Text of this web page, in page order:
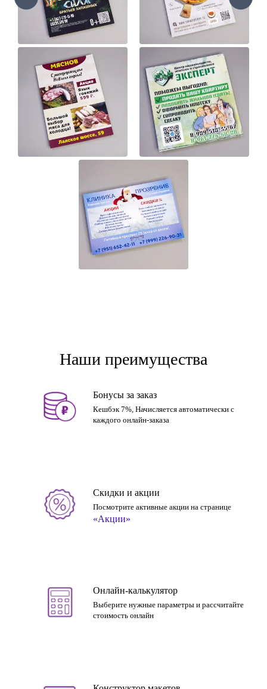
Наши преимущества
Бонусы за заказ
Кешбэк 7%, Начисляется автоматически с
каждого онлайн-заказа
Скидки и акции
Посмотрите активные акции на странице
«Акции»
Онлайн-калькулятор
Выберите нужные параметры и рассчитайте
стоимость онлайн